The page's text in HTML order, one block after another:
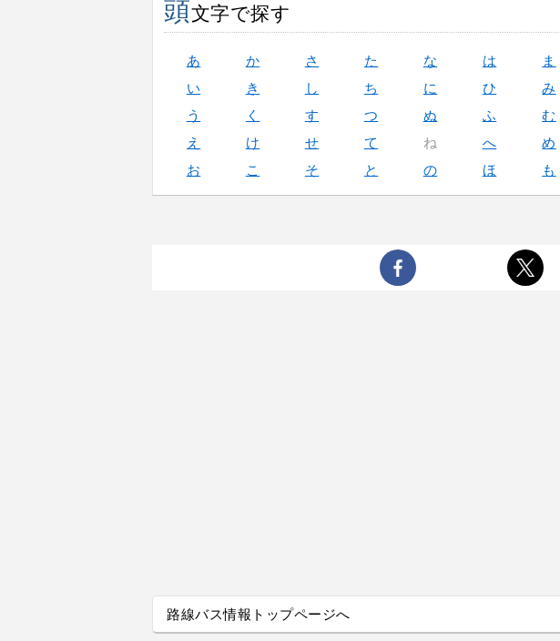
頭文字で探す
あ か さ た な は ま
い
き し ち に ひ み
う
く す つ ぬ ふ む
え
け せ て ね へ め
お
こ そ と の ほ も
路線バス情報トップページへ